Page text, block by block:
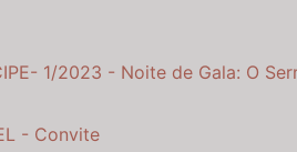
1/2023 - Noite de Gala: O
- Convite